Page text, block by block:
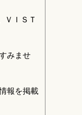
ＶＩＳＴ
みませ
報を掲載